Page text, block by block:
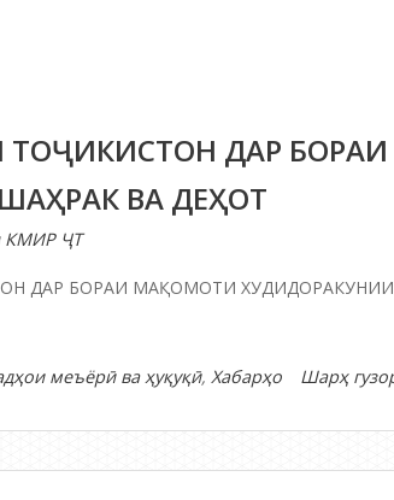
ТОҶИКИСТОН ДАР
ВА ДЕҲОТ
КМИР ҶТ
ДАР БОРАИ МАҚОМОТИ
меъёрӣ ва ҳуқуқӣ, Хабарҳо Шарҳ